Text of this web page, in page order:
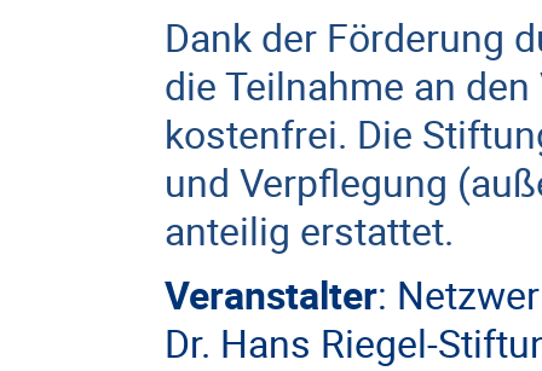
Dank der Förderung
die Teilnahme an
kostenfrei. Die
und Verpflegung
anteilig erstattet.
Veranstalter:
Dr. Hans Riegel-